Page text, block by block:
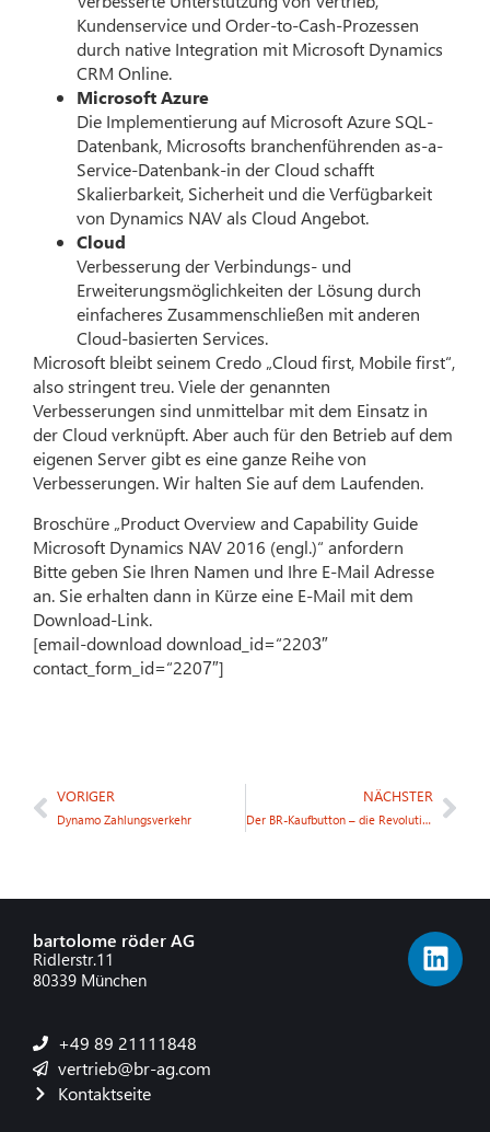
Kundenservice und Order-to-Cash-Prozessen
durch native Integration mit Microsoft Dynamics
CRM Online.
Microsoft Azure
Die Implementierung auf Microsoft Azure SQL-
Datenbank, Microsofts branchenführenden as-a-
Service-Datenbank-in der Cloud schafft
Skalierbarkeit, Sicherheit und die Verfügbarkeit
von Dynamics NAV als Cloud Angebot.
Cloud
Verbesserung der Verbindungs- und
Erweiterungsmöglichkeiten der Lösung durch
einfacheres Zusammenschließen mit anderen
Cloud-basierten Services.
Microsoft bleibt seinem Credo „Cloud first, Mobile first“,
also stringent treu. Viele der genannten
Verbesserungen sind unmittelbar mit dem Einsatz in
der Cloud verknüpft. Aber auch für den Betrieb auf dem
eigenen Server gibt es eine ganze Reihe von
Verbesserungen. Wir halten Sie auf dem Laufenden.
Broschüre „Product Overview and Capability Guide
Microsoft Dynamics NAV 2016 (engl.)“ anfordern
Bitte geben Sie Ihren Namen und Ihre E-Mail Adresse
an. Sie erhalten dann in Kürze eine E-Mail mit dem
Download-Link.
[email-download download_id=“2203″
contact_form_id=“2207″]
VORIGER
Dynamo Zahlungsverkehr
NÄCHSTER
Der BR-Kaufbutton – die Revolution im M-Commerce
bartolome röder AG
Ridlerstr.11
80339 München
+49 89 21111848
vertrieb@br-ag.com
Kontaktseite